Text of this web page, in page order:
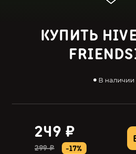
КУПИТЬ
В наличии
249 ₽
299 ₽ -17%